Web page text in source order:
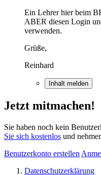
Ein Lehrer hier beim
ABER diesen Login
verwenden.
Grüße,
Reinhard
Inhalt melden
Jetzt mitmachen!
Sie haben noch kein
Sie sich kostenlos und
Benutzerkonto erstellen
Datenschutzerklärung